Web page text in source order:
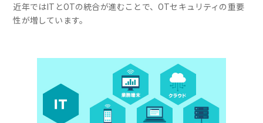
近年ではITとOTの統合が進むことで、OTセキュリティの重要
性が増しています。